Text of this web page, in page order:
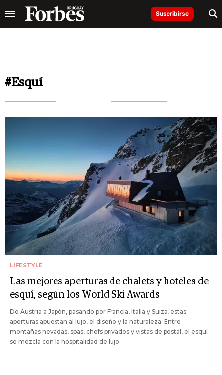
Suscribirse
#Esquí
LIFESTYLE
Las mejores aperturas de chalets y hoteles de
esquí, según los World Ski Awards
De Austria a Japón, pasando por Francia, Italia y Suiza, estas
aperturas apuestan al lujo, el diseño y la naturaleza. Entre
montañas nevadas, spas, chefs privados y vistas de postal, el esquí
se mezcla con la hospitalidad de lujo.